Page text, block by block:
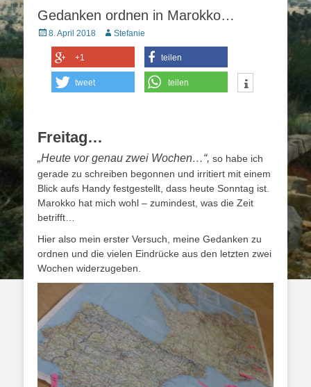
Gedanken ordnen in Marokko…
Posted
8. April 2018 AutorStefanie
+1 teilen
tweet teilen
Freitag…
„Heute vor genau zwei Wochen…“, so habe ich
gerade zu schreiben begonnen und irritiert mit einem
Blick aufs Handy festgestellt, dass heute Sonntag ist.
Marokko hat mich wohl – zumindest, was die Zeit
betrifft…
Hier also mein erster Versuch, meine Gedanken zu
ordnen und die vielen Eindrücke aus den letzten zwei
Wochen widerzugeben.